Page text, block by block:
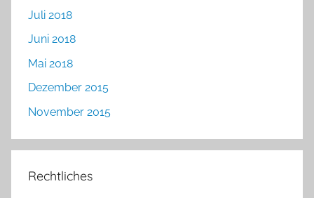
Juli 2018
Juni 2018
Mai 2018
Dezember 2015
November 2015
Rechtliches